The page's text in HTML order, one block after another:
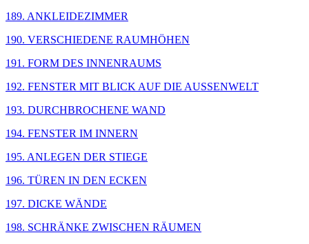
189. ANKLEIDEZIMMER
190. VERSCHIEDENE RAUMHÖHEN
191. FORM DES INNENRAUMS
192. FENSTER MIT BLICK AUF DIE AUSSENWELT
193. DURCHBROCHENE WAND
194. FENSTER IM INNERN
195. ANLEGEN DER STIEGE
196. TÜREN IN DEN ECKEN
197. DICKE WÄNDE
198. SCHRÄNKE ZWISCHEN RÄUMEN